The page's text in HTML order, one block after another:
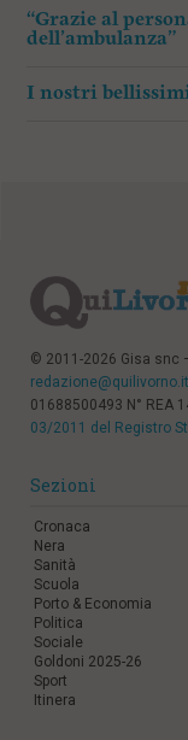
“Grazie al
dell’ambulanza”
I nostri
© 2011-2026 Gisa snc
redazione@quilivorno.it
01688500493 N° REA
03/2011 del Registro
Sezioni
Cronaca
Nera
Sanità
Scuola
Porto & Economia
Politica
Sociale
Goldoni 2025-26
Sport
Itinera